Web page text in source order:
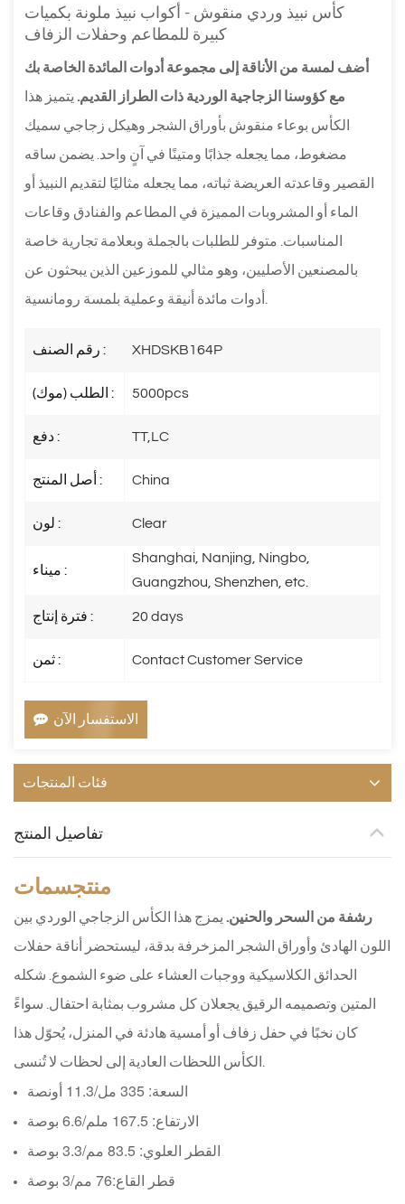
كأس نبيذ وردي منقوش - أكواب نبيذ ملونة بكميات
كبيرة للمطاعم وحفلات الزفاف
أضف لمسة من الأناقة إلى مجموعة أدوات المائدة الخاصة بك
مع كؤوسنا الزجاجية الوردية ذات الطراز القديم. يتميز هذا
الكأس بوعاء منقوش بأوراق الشجر وهيكل زجاجي سميك
مضغوط، مما يجعله جذابًا ومتينًا في آنٍ واحد. يضمن ساقه
القصير وقاعدته العريضة ثباته، مما يجعله مثاليًا لتقديم النبيذ أو
الماء أو المشروبات المميزة في المطاعم والفنادق وقاعات
المناسبات. متوفر للطلبات بالجملة وبعلامة تجارية خاصة
بالمصنعين الأصليين، وهو مثالي للموزعين الذين يبحثون عن
رقم الصنف : XHDSKB164P
الطلب (موك) : 5000pcs
دفع : TT,LC
أصل المنتج : China
لون : Clear
ميناء :
Shanghai, Nanjing, Ningbo,
Guangzhou, Shenzhen, etc.
فترة إنتاج : 20 days
ثمن : Contact Customer Service
الاستفسار الآن
فئات المنتجات
تفاصيل المنتج
منتجسمات
رشفة من السحر والحنين. يمزج هذا الكأس الزجاجي الوردي بين
اللون الهادئ وأوراق الشجر المزخرفة بدقة، ليستحضر أناقة حفلات
الحدائق الكلاسيكية ووجبات العشاء على ضوء الشموع. شكله
المتين وتصميمه الرقيق يجعلان كل مشروب بمثابة احتفال. سواءً
كان نخبًا في حفل زفاف أو أمسية هادئة في المنزل، يُحوّل هذا
السعة: 335 مل/11.3 أونصة
الارتفاع: 167.5 ملم/6.6 بوصة
القطر العلوي: 83.5 مم/3.3 بوصة
قطر القاع:76 مم/3 بوصة